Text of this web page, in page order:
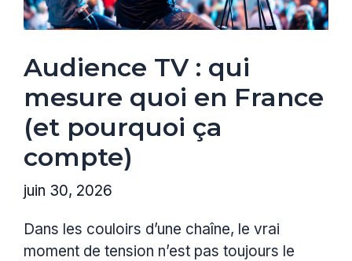
Audience TV : qui
mesure quoi en France
(et pourquoi ça
compte)
juin 30, 2026
Dans les couloirs d’une chaîne, le vrai
moment de tension n’est pas toujours le